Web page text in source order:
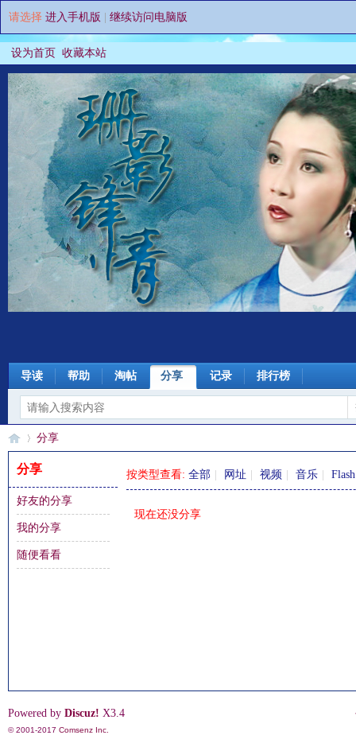
请选择 进入手机版 继续访问电脑版
设为首页 收藏本站
导读 帮助 淘帖 分享 记录 排行榜
›
分享
分享
好友的分享
我的分享
随便看看
按类型查看: 全部 网址 视频 音乐 Flash
现在还没分享
Powered by Discuz! X3.4
© 2001-2017 Comsenz Inc.